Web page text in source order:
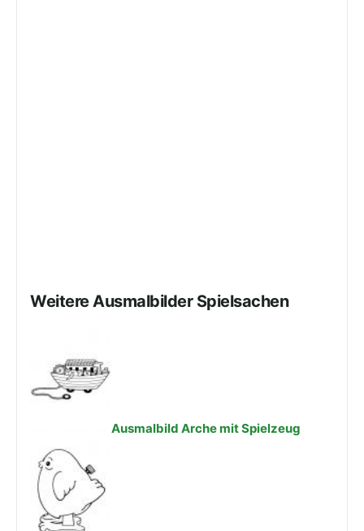
Weitere Ausmalbilder Spielsachen
Ausmalbild Arche mit Spielzeug